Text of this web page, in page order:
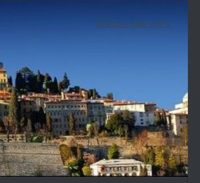
GOOGLE ANALYTICS